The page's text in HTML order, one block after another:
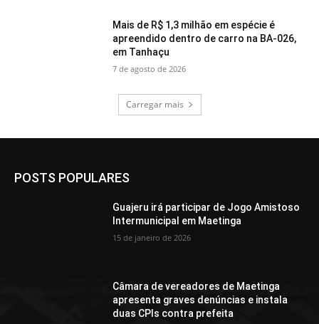
Mais de R$ 1,3 milhão em espécie é
apreendido dentro de carro na BA-026,
em Tanhaçu
7 de agosto de 2026
Carregar mais
POSTS POPULARES
Guajeru irá participar de Jogo Amistoso
Intermunicipal em Maetinga
15 de janeiro de 2026
Câmara de vereadores de Maetinga
apresenta graves denúncias e instala
duas CPIs contra prefeita